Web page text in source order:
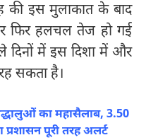
की इस मुलाकात के बाद
फिर हलचल तेज हो गई
दिनों में इस दिशा में और
सकता है।
का महासैलाब, 3.50
प्रशासन पूरी तरह अलर्ट